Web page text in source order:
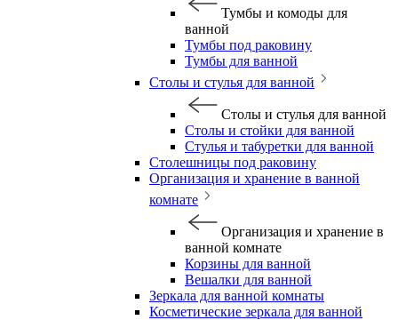
Тумбы и комоды для
ванной
Тумбы под раковину
Тумбы для ванной
Столы и стулья для ванной
Столы и стулья для ванной
Столы и стойки для ванной
Стулья и табуретки для ванной
Столешницы под раковину
Организация и хранение в ванной
комнате
Организация и хранение в
ванной комнате
Корзины для ванной
Вешалки для ванной
Зеркала для ванной комнаты
Косметические зеркала для ванной